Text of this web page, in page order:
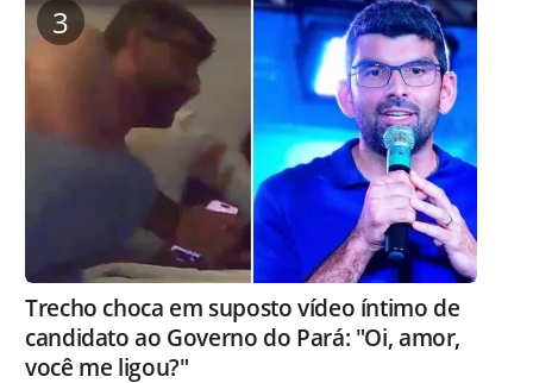
3
Trecho choca em suposto vídeo íntimo de
candidato ao Governo do Pará: "Oi, amor,
você me ligou?"